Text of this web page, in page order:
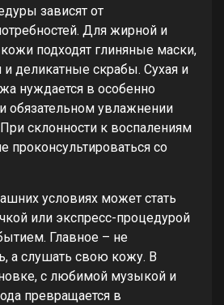
зависят от
Для жирной и
подходят глиняные маски,
деликатные скрабы. Сухая и
нуждается в особенно
обязательном увлажнении
склонности к воспалениям
проконсультироваться со
условиях может стать
или экспресс-процедурой
Главное – не
а слушать свою кожу. В
с любимой музыкой и
превращается в